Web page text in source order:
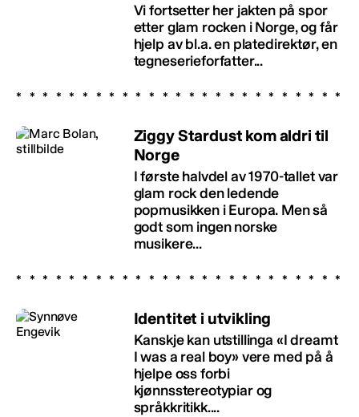
Vi fortsetter her jakten på spor
etter glam rocken i Norge, og får
hjelp av bl.a. en platedirektør, en
tegneserieforfatter...
Ziggy Stardust kom aldri til
Norge
I første halvdel av 1970-tallet var
glam rock den ledende
popmusikken i Europa. Men så
godt som ingen norske
musikere...
Identitet i utvikling
Kanskje kan utstillinga «I dreamt
I was a real boy» vere med på å
hjelpe oss forbi
kjønnsstereotypiar og
språkkritikk....